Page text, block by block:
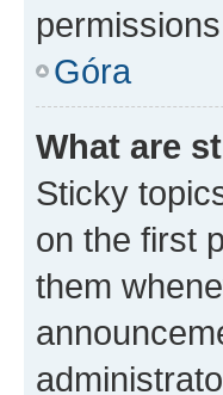
Góra
What are
Sticky
on the first
them